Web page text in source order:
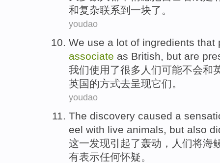
和复杂联系到一块了。
youdao
We use a lot of ingredients that
associate as British, but are
我们使用了很多 人们可能不会和
英国的方式去呈现它们。
youdao
The discovery caused a
eel with live animals, but also
这一发现引起了轰动 ， 人们将海
有表示任何怀疑。